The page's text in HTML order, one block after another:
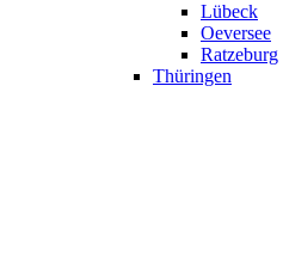
Lübeck
Oeversee
Ratzeburg
Thüringen